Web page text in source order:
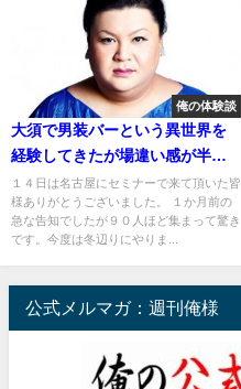
俺の体験談
大須で男装バーという異世界を
経験してきたが場違い感が半端
なかったです
１４日は名古屋にセミナーで来て頂いた皆
様ありがとうございました。 １か月前の
急な告知でしたが９０人ほど集まって驚き
です。今度は冬辺りにやりま...
公式メルマガ：週刊俺様